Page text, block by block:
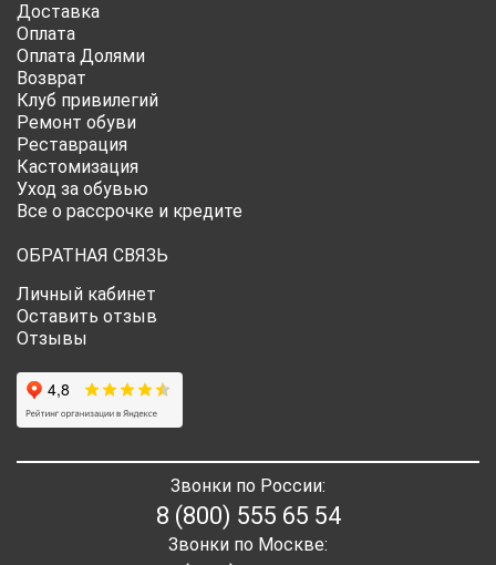
Доставка
Оплата
Оплата Долями
Возврат
Клуб привилегий
Ремонт обуви
Реставрация
Кастомизация
Уход за обувью
Все о рассрочке и кредите
ОБРАТНАЯ СВЯЗЬ
Личный кабинет
Оставить отзыв
Отзывы
Звонки по России:
8 (800) 555 65 54
Звонки по Москве: